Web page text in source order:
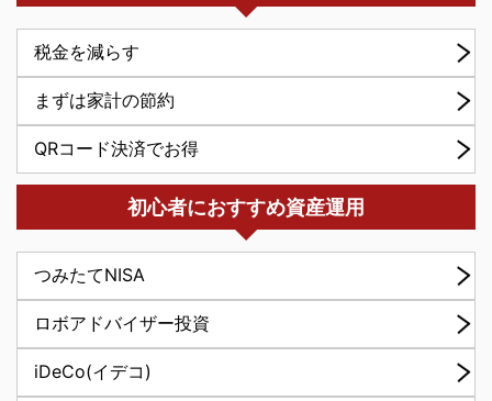
税金を減らす
まずは家計の節約
QRコード決済でお得
初心者におすすめ資産運用
つみたてNISA
ロボアドバイザー投資
iDeCo(イデコ)